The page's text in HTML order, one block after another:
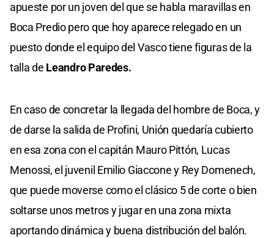
apueste por un joven del que se habla maravillas en
Boca Predio pero que hoy aparece relegado en un
puesto donde el equipo del Vasco tiene figuras de la
talla de Leandro Paredes.
En caso de concretar la llegada del hombre de Boca, y
de darse la salida de Profini, Unión quedaría cubierto
en esa zona con el capitán Mauro Pittón, Lucas
Menossi, el juvenil Emilio Giaccone y Rey Domenech,
que puede moverse como el clásico 5 de corte o bien
soltarse unos metros y jugar en una zona mixta
aportando dinámica y buena distribución del balón.